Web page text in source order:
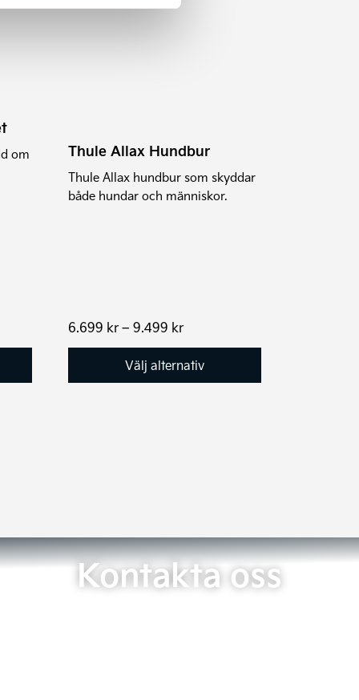
om Thule Allax Hundbur
Thule Allax hundbur som skyddar
både hundar och människor.
6.699 kr– 9.499 krPrisintervall:
till
9.499 kr
Välj alternativ
produkten
kan
väljas
på
Kontakta oss